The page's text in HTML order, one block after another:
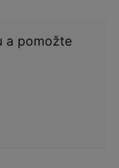
a pomožte